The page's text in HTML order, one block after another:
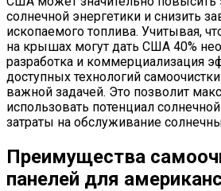
солнечной энергетики и снизить
ископаемого топлива. Учитывая,
на крышах могут дать США 40%
разработка и коммерциализация
доступных технологий
важной задачей. Это позволит
использовать потенциал
затраты на обслуживание
Преимущества
панелей для